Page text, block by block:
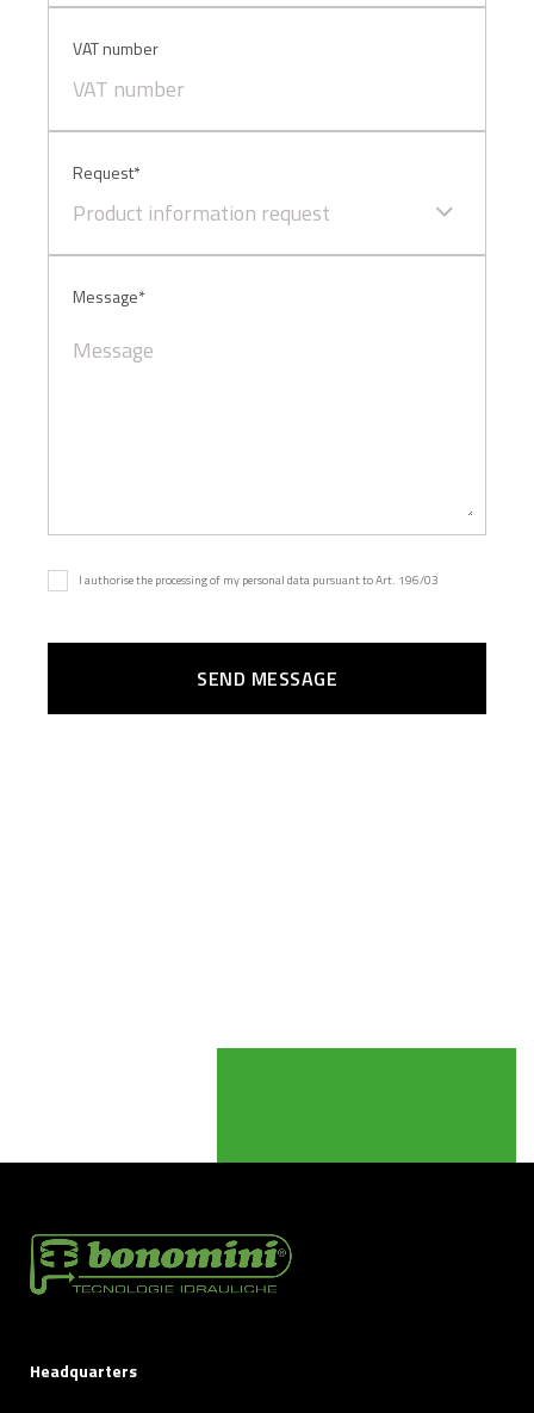
VAT number
Request*
Product information request
Message*
I authorise the processing of my personal data pursuant to Art. 196/03
Headquarters